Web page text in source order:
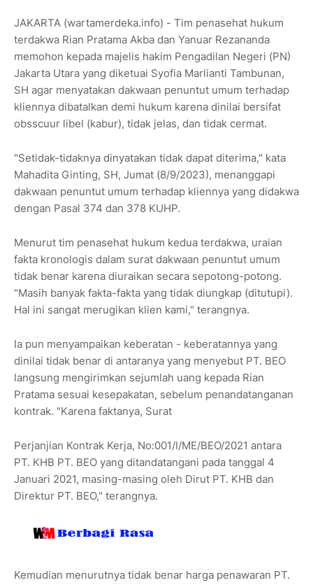
JAKARTA (wartamerdeka.info) - Tim penasehat hukum
terdakwa Rian Pratama Akba dan Yanuar Rezananda
memohon kepada majelis hakim Pengadilan Negeri (PN)
Jakarta Utara yang diketuai Syofia Marlianti Tambunan,
SH agar menyatakan dakwaan penuntut umum terhadap
kliennya dibatalkan demi hukum karena dinilai bersifat
obsscuur libel (kabur), tidak jelas, dan tidak cermat.
"Setidak-tidaknya dinyatakan tidak dapat diterima," kata
Mahadita Ginting, SH, Jumat (8/9/2023), menanggapi
dakwaan penuntut umum terhadap kliennya yang didakwa
dengan Pasal 374 dan 378 KUHP.
Menurut tim penasehat hukum kedua terdakwa, uraian
fakta kronologis dalam surat dakwaan penuntut umum
tidak benar karena diuraikan secara sepotong-potong.
"Masih banyak fakta-fakta yang tidak diungkap (ditutupi).
Hal ini sangat merugikan klien kami," terangnya.
Ia pun menyampaikan keberatan - keberatannya yang
dinilai tidak benar di antaranya yang menyebut PT. BEO
langsung mengirimkan sejumlah uang kepada Rian
Pratama sesuai kesepakatan, sebelum penandatanganan
kontrak. "Karena faktanya, Surat
Perjanjian Kontrak Kerja, No:001/I/ME/BEO/2021 antara
PT. KHB PT. BEO yang ditandatangani pada tanggal 4
Januari 2021, masing-masing oleh Dirut PT. KHB dan
Direktur PT. BEO," terangnya.
Kemudian menurutnya tidak benar harga penawaran PT.